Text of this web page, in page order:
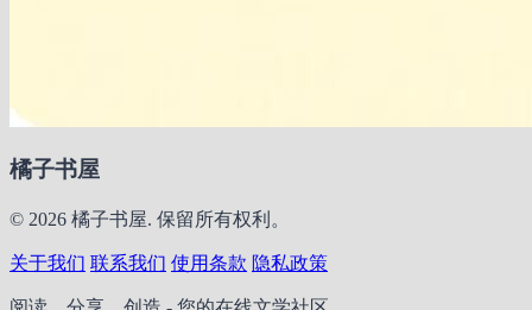
橘子书屋
© 2026 橘子书屋. 保留所有权利。
关于我们 联系我们 使用条款 隐私政策